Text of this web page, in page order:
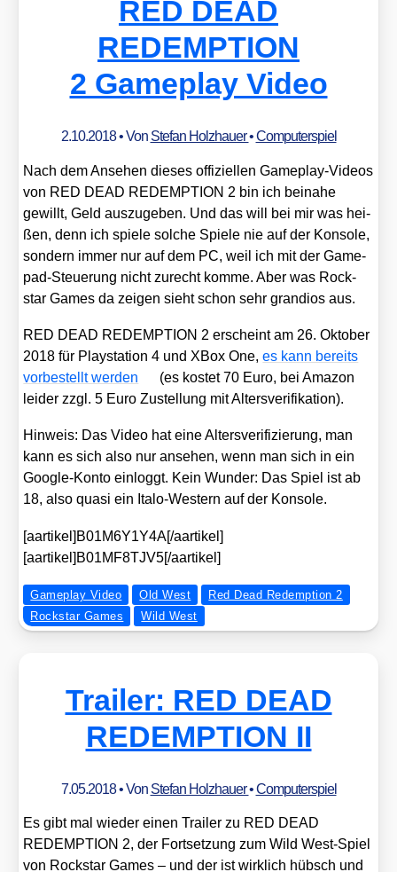
RED DEAD
REDEMPTION
2 Gameplay Video
2.10.2018• Von Stefan Holzhauer•Computerspiel
Nach dem Anse­hen die­ses offi­zi­el­len Game­play-Vide­os
von RED DEAD REDEMPTION 2 bin ich bei­na­he
gewillt, Geld aus­zu­ge­ben. Und das will bei mir was hei­
ßen, denn ich spie­le sol­che Spie­le nie auf der Kon­so­le,
son­dern immer nur auf dem PC, weil ich mit der Game­
pad-Steue­rung nicht zurecht kom­me. Aber was Rock­
star Games da zei­gen sieht schon sehr gran­di­os aus.
RED DEAD REDEMPTION 2 erscheint am 26. Okto­ber
2018 für Play­sta­ti­on 4 und XBox One,es kann bereits
vor­be­stellt wer­den
(es kos­tet 70 Euro, bei Ama­zon
lei­der zzgl. 5 Euro Zustel­lung mit Alters­ve­ri­fi­ka­ti­on).
Hin­weis: Das Video hat eine Alters­ve­ri­fi­zie­rung, man
kann es sich also nur anse­hen, wenn man sich in ein
Goog­le-Kon­to ein­loggt. Kein Wun­der: Das Spiel ist ab
18, also qua­si ein Italo-Wes­tern auf der Kon­so­le.
[aartikel]B01M6Y1Y4A[/aartikel]
[aartikel]B01MF8TJV5[/aartikel]
Gameplay Video Old West
Red Dead Redemption 2
Rockstar Games
Wild West
Trailer: RED DEAD
REDEMPTION II
7.05.2018• Von Stefan Holzhauer•Computerspiel
Es gibt mal wie­der einen Trai­ler zu RED DEAD
REDEMPTION 2, der Fort­set­zung zum Wild West-Spiel
von Rock­star Games – und der ist wirk­lich hübsch und